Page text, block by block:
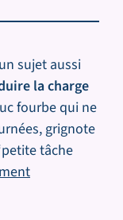
sujet aussi
la charge
fourbe qui ne
grignote
tâche